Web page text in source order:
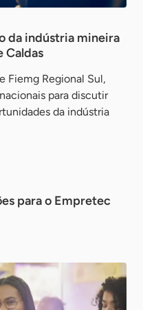
da indústria mineira
Caldas
Fiemg Regional Sul,
para discutir
da indústria
para o Empretec